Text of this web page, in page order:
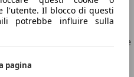
l'utente. Il blocco di questi
potrebbe influire sulla
pagina
tecnologia è ancora in
più aggressivo e
una tecnologia ibrida tra le
generazione, lanciata
uno stile davvero